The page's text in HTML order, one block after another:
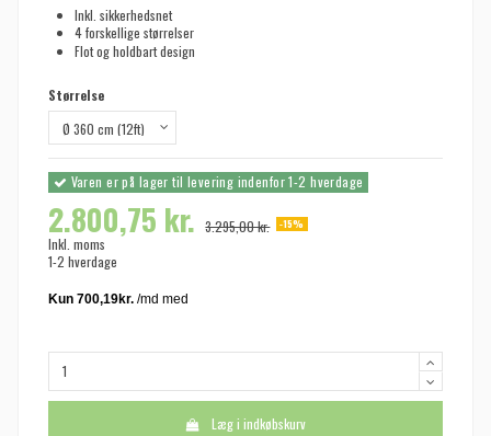
Inkl. sikkerhedsnet
4 forskellige størrelser
Flot og holdbart design
Størrelse
Varen er på lager til levering indenfor 1-2 hverdage
2.800,75 kr. 3.295,00 kr. -15%
Inkl. moms
1-2 hverdage
Læg i indkøbskurv